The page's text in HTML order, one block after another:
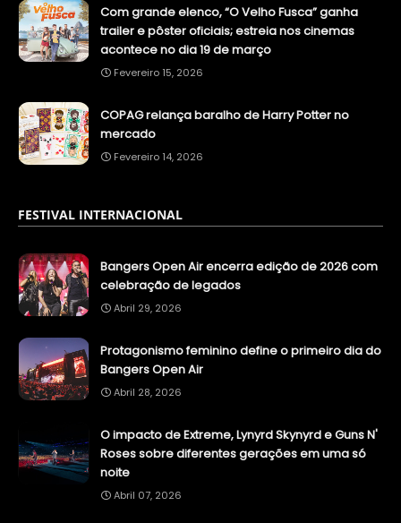
Com grande elenco, “O Velho Fusca” ganha
trailer e pôster oficiais; estreia nos cinemas
acontece no dia 19 de março
Fevereiro 15, 2026
COPAG relança baralho de Harry Potter no
mercado
Fevereiro 14, 2026
FESTIVAL INTERNACIONAL
Bangers Open Air encerra edição de 2026 com
celebração de legados
Abril 29, 2026
Protagonismo feminino define o primeiro dia do
Bangers Open Air
Abril 28, 2026
O impacto de Extreme, Lynyrd Skynyrd e Guns N'
Roses sobre diferentes gerações em uma só
noite
Abril 07, 2026